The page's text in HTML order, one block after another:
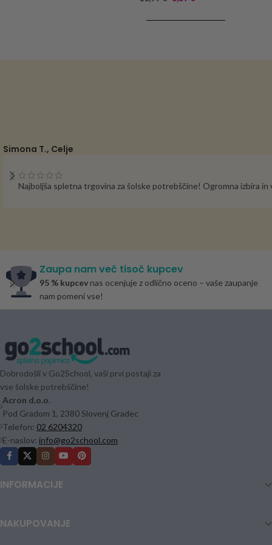
Simona T., Celje
Najboljša spletna trgovina za šolske potrebščine! Ogromna izbira
Zaupa nam več tisoč kupcev
95 % kupcev nas ocenjuje z odlično oceno – vaše zaupanje
nam pomeni vse!
Dobrodošli v Go2School, vaši prvi postaji za
vse šolske potrebščine!
Acron d.o.o.
Pod Gradom 1, 2380 Slovenj Gradec
Telefon: 02 6204320
E-naslov: info@go2school.com
INFORMACIJE
NAKUPOVANJE